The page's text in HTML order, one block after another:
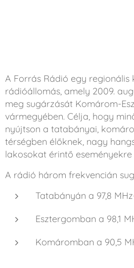
A Forrás Rádió egy regionális
rádióállomás, amely 2009.
meg sugárzását Komárom-
vármegyében. Célja, hogy
nyújtson a tatabányai,
térségben élőknek, nagy
lakosokat érintő eseményekre
A rádió három frekvencián
Tatabányán a 97,8
Esztergomban a 98,1
Komáromban a 90,5